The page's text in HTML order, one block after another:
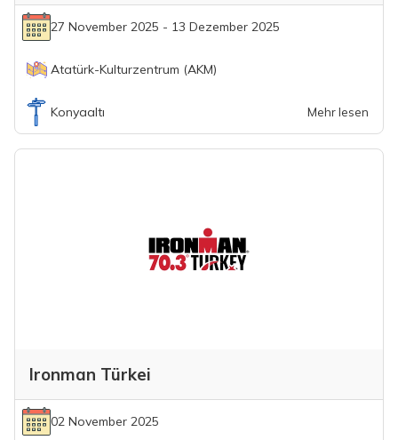
27 November 2025 - 13 Dezember 2025
Atatürk-Kulturzentrum (AKM)
Konyaaltı Mehr lesen
Ironman Türkei
02 November 2025